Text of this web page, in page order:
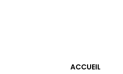
ACCUEIL